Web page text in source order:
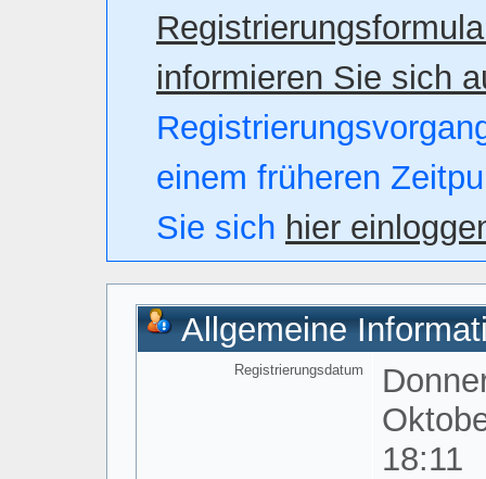
informieren Sie sich
einem früheren
Sie sich hier
Allgemeine
Registrierungsdatum
18:11